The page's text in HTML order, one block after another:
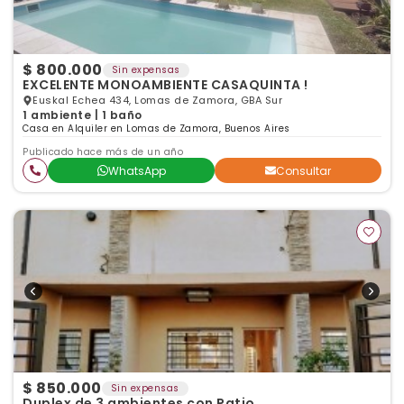
$ 800.000 Sin expensas
EXCELENTE MONOAMBIENTE CASAQUINTA !
Euskal Echea 434, Lomas de Zamora, GBA Sur
1 ambiente | 1 baño
Casa en Alquiler en Lomas de Zamora, Buenos Aires
Publicado hace más de un año
WhatsApp Consultar
$ 850.000 Sin expensas